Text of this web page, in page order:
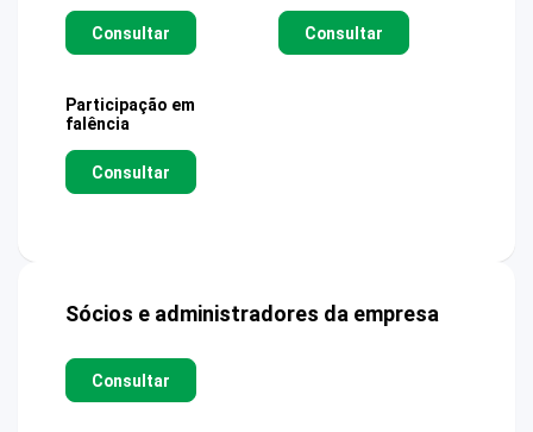
Consultar Consultar
Participação em
falência
Consultar
Sócios e administradores da empresa
Consultar